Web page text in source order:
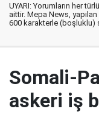
UYARI: Yorumların her
aittir. Mepa News,
600 karakterle (boşluklu)
Somali-
askeri iş